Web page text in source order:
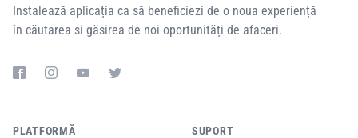
Instalează aplicația ca să beneficiezi de o noua experiență
în căutarea si găsirea de noi oportunități de afaceri.
PLATFORMĂ SUPORT